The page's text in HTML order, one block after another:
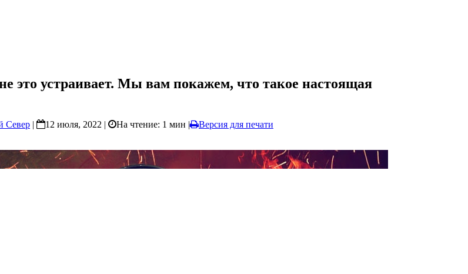
это устраивает. Мы вам покажем, что такое настоящая
Север | 12 июля, 2022 | На чтение: 1 мин |
Версия для печати